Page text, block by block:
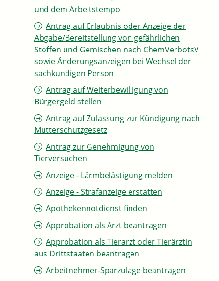
und dem Arbeitstempo
Antrag auf Erlaubnis oder Anzeige der
Abgabe/Bereitstellung von gefährlichen
Stoffen und Gemischen nach ChemVerbotsV
sowie Änderungsanzeigen bei Wechsel der
sachkundigen Person
Antrag auf Weiterbewilligung von
Bürgergeld stellen
Antrag auf Zulassung zur Kündigung nach
Mutterschutzgesetz
Antrag zur Genehmigung von
Tierversuchen
Anzeige - Lärmbelästigung melden
Anzeige - Strafanzeige erstatten
Apothekennotdienst finden
Approbation als Arzt beantragen
Approbation als Tierarzt oder Tierärztin
aus Drittstaaten beantragen
Arbeitnehmer-Sparzulage beantragen